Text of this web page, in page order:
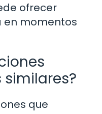
ofrecer
en momentos
que